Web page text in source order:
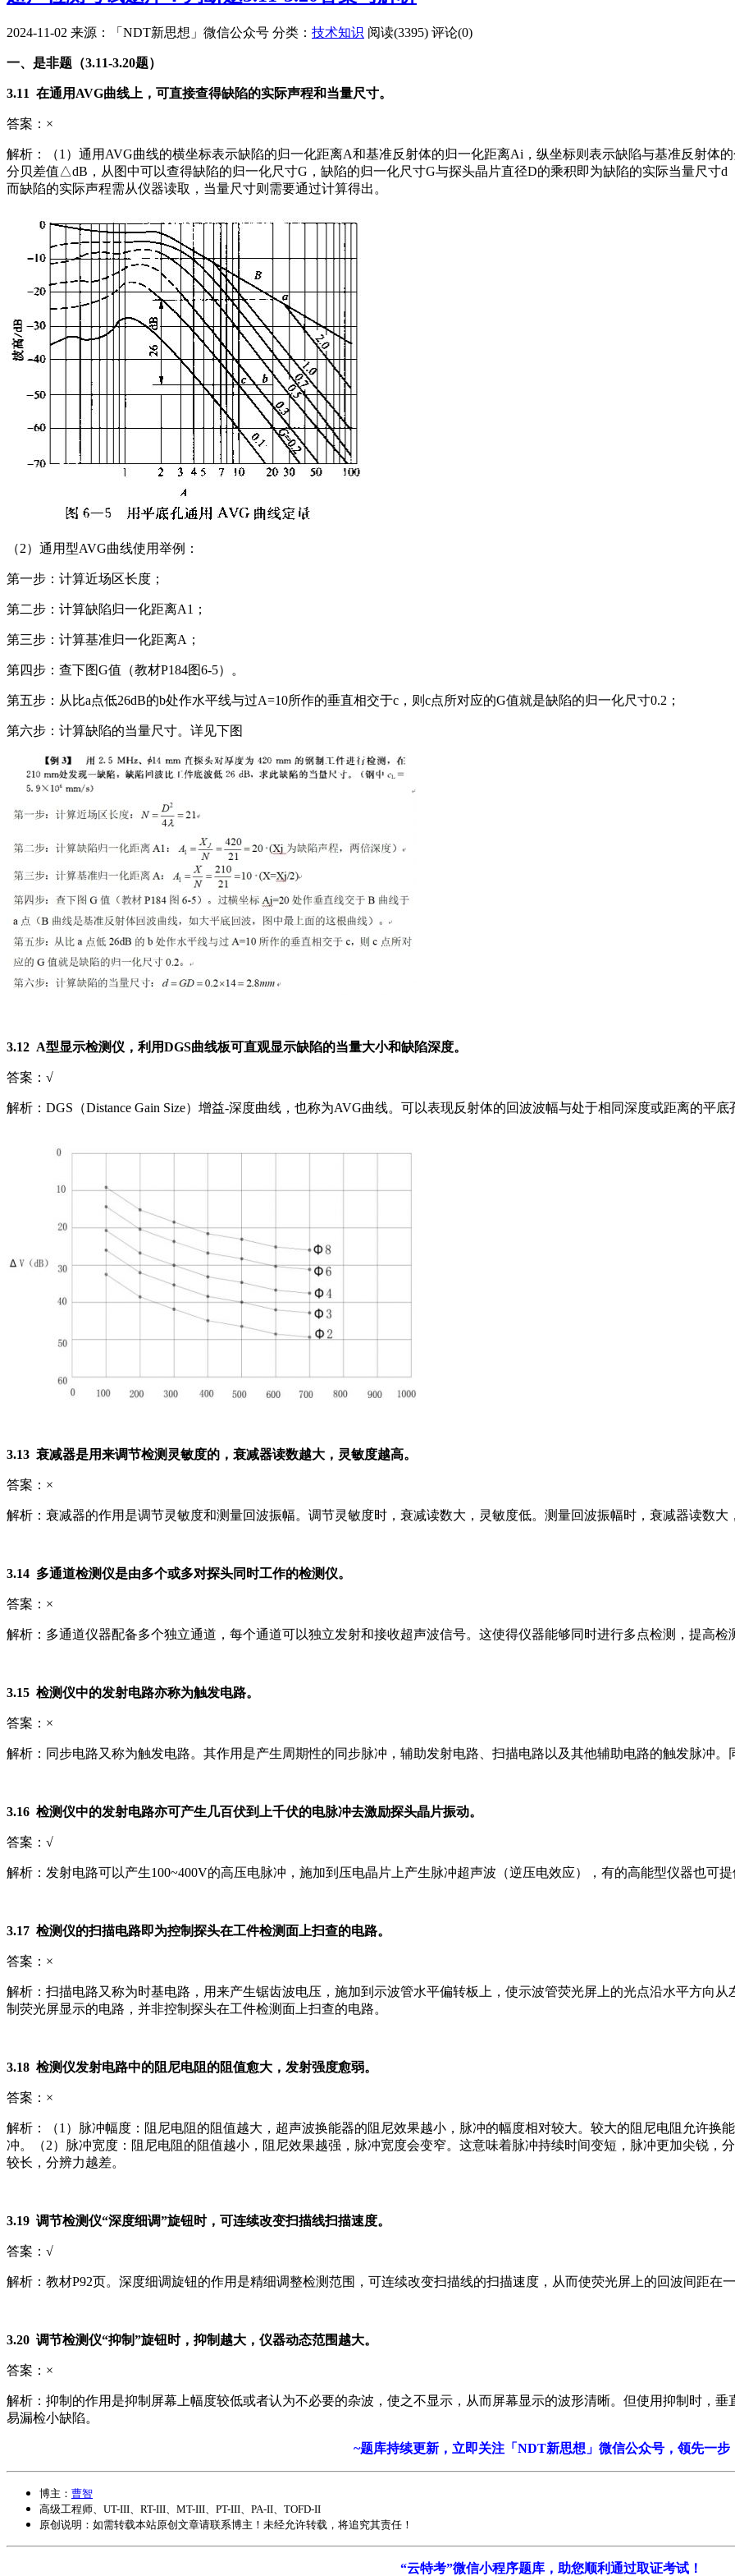
2024-11-02 来源：「NDT新思想」微信公众号 分类： 技术知识 阅读(3395) 评论(0)
一、是非题（3.11-3.20题）
3.11 在通用AVG曲线上，可直接查得缺陷的实际声程和当量尺寸。
答案：×
解析：（1）通用AVG曲线的横坐标表示缺陷的归一化距离A和基准反射体的归一化距离Ai，纵坐标则表示缺陷与基准反射体
分贝差值△dB，从图中可以查得缺陷的归一化尺寸G，缺陷的归一化尺寸G与探头晶片直径D的乘积即为缺陷的实际当量尺寸d
而缺陷的实际声程需从仪器读取，当量尺寸则需要通过计算得出。
（2）通用型AVG曲线使用举例：
第一步：计算近场区长度；
第二步：计算缺陷归一化距离A1；
第三步：计算基准归一化距离A；
第四步：查下图G值（教材P184图6-5）。
第五步：从比a点低26dB的b处作水平线与过A=10所作的垂直相交于c，则c点所对应的G值就是缺陷的归一化尺寸0.2；
第六步：计算缺陷的当量尺寸。详见下图
3.12 A型显示检测仪，利用DGS曲线板可直观显示缺陷的当量大小和缺陷深度。
答案：√
解析：DGS（Distance Gain Size）增益-深度曲线，也称为AVG曲线。可以表现反射体的回波波幅与处于相同深度或距离的平底
3.13 衰减器是用来调节检测灵敏度的，衰减器读数越大，灵敏度越高。
答案：×
解析：衰减器的作用是调节灵敏度和测量回波振幅。调节灵敏度时，衰减读数大，灵敏度低。测量回波振幅时，衰减器读数大
3.14 多通道检测仪是由多个或多对探头同时工作的检测仪。
答案：×
解析：多通道仪器配备多个独立通道，每个通道可以独立发射和接收超声波信号。这使得仪器能够同时进行多点检测，提高检
3.15 检测仪中的发射电路亦称为触发电路。
答案：×
解析：同步电路又称为触发电路。其作用是产生周期性的同步脉冲，辅助发射电路、扫描电路以及其他辅助电路的触发脉冲。
3.16 检测仪中的发射电路亦可产生几百伏到上千伏的电脉冲去激励探头晶片振动。
答案：√
解析：发射电路可以产生100~400V的高压电脉冲，施加到压电晶片上产生脉冲超声波（逆压电效应），有的高能型仪器也可提
3.17 检测仪的扫描电路即为控制探头在工件检测面上扫查的电路。
答案：×
解析：扫描电路又称为时基电路，用来产生锯齿波电压，施加到示波管水平偏转板上，使示波管荧光屏上的光点沿水平方向
制荧光屏显示的电路，并非控制探头在工件检测面上扫查的电路。
3.18 检测仪发射电路中的阻尼电阻的阻值愈大，发射强度愈弱。
答案：×
解析：（1）脉冲幅度：阻尼电阻的阻值越大，超声波换能器的阻尼效果越小，脉冲的幅度相对较大。较大的阻尼电阻允许换
冲。（2）脉冲宽度：阻尼电阻的阻值越小，阻尼效果越强，脉冲宽度会变窄。这意味着脉冲持续时间变短，脉冲更加尖锐，
较长，分辨力越差。
3.19 调节检测仪“深度细调”旋钮时，可连续改变扫描线扫描速度。
答案：√
解析：教材P92页。深度细调旋钮的作用是精细调整检测范围，可连续改变扫描线的扫描速度，从而使荧光屏上的回波间距在
3.20 调节检测仪“抑制”旋钮时，抑制越大，仪器动态范围越大。
答案：×
解析：抑制的作用是抑制屏幕上幅度较低或者认为不必要的杂波，使之不显示，从而屏幕显示的波形清晰。但使用抑制时，
易漏检小缺陷。
~题库持续更新，立即关注「NDT新思想」微信公众号，领先一步
博主： 曹智
高级工程师、UT-III、RT-III、MT-III、PT-III、PA-II、TOFD-II
原创说明：如需转载本站原创文章请联系博主！未经允许转载，将追究其责任！
“云特考”微信小程序题库，助您顺利通过取证考试！